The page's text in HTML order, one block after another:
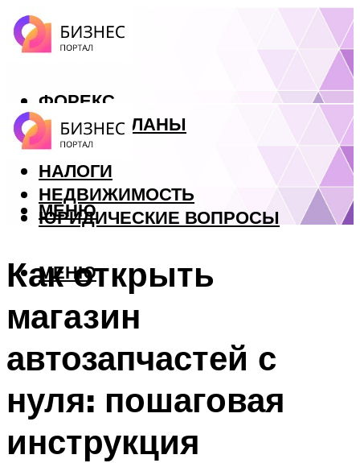
ФОРЕКС
БИЗНЕС ПЛАНЫ
КРЕДИТЫ
НАЛОГИ
НЕДВИЖИМОСТЬ
ЮРИДИЧЕСКИЕ ВОПРОСЫ
МЕНЮ
МЕНЮ
Как открыть
магазин
автозапчастей с
нуля: пошаговая
инструкция